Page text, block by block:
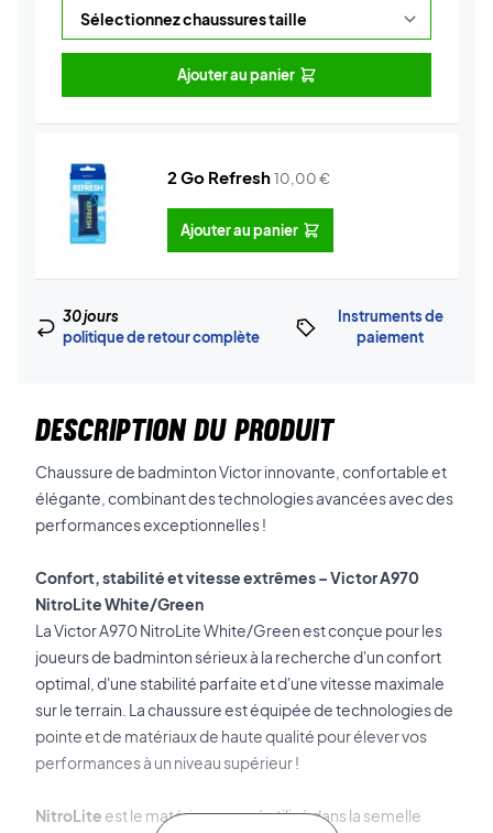
Ajouter au panier
2 Go Refresh10,00€
Ajouter au panier
30 jours
politique de retour complète
Instruments de
paiement
DESCRIPTION DU PRODUIT
Chaussure de badminton Victor innovante, confortable et
élégante, combinant des technologies avancées avec des
performances exceptionnelles !
Confort, stabilité et vitesse extrêmes – Victor A970
NitroLite White/Green
La Victor A970 NitroLite White/Green est conçue pour les
joueurs de badminton sérieux à la recherche d'un confort
optimal, d'une stabilité parfaite et d'une vitesse maximale
sur le terrain. La chaussure est équipée de technologies de
pointe et de matériaux de haute qualité pour élever vos
performances à un niveau supérieur !
NitroLite est le matériau avancé utilisé dans la semelle